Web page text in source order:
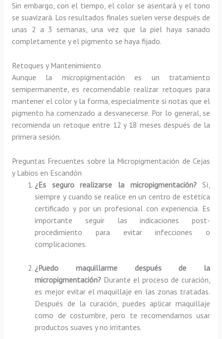
Sin embargo, con el tiempo, el color se asentará y el tono
se suavizará. Los resultados finales suelen verse después de
unas 2 a 3 semanas, una vez que la piel haya sanado
completamente y el pigmento se haya fijado.
Retoques y Mantenimiento
Aunque la micropigmentación es un tratamiento
semipermanente, es recomendable realizar retoques para
mantener el color y la forma, especialmente si notas que el
pigmento ha comenzado a desvanecerse. Por lo general, se
recomienda un retoque entre 12 y 18 meses después de la
primera sesión.
Preguntas Frecuentes sobre la Micropigmentación de Cejas
y Labios en Escandón
¿Es seguro realizarse la micropigmentación?Sí,
siempre y cuando se realice en un centro de estética
certificado y por un profesional con experiencia. Es
importante seguir las indicaciones post-
procedimiento para evitar infecciones o
complicaciones.
¿Puedo maquillarme después de la
micropigmentación? Durante el proceso de curación,
es mejor evitar el maquillaje en las zonas tratadas.
Después de la curación, puedes aplicar maquillaje
como de costumbre, pero te recomendamos usar
productos suaves y no irritantes.